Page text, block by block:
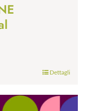
Dettagli